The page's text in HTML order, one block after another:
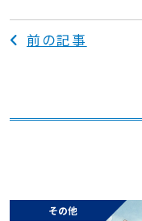
前の記事
その他